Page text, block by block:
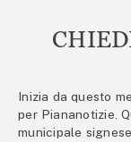
Inizia da questo
per Piananotizie.
municipale